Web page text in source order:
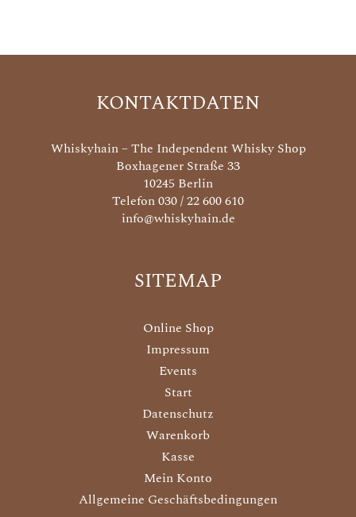
KONTAKTDATEN
Whiskyhain – The Independent Whisky Shop
Boxhagener Straße 33
10245 Berlin
Telefon 030 / 22 600 610
info@whiskyhain.de
SITEMAP
Online Shop
Impressum
Events
Start
Datenschutz
Warenkorb
Kasse
Mein Konto
Allgemeine Geschäftsbedingungen